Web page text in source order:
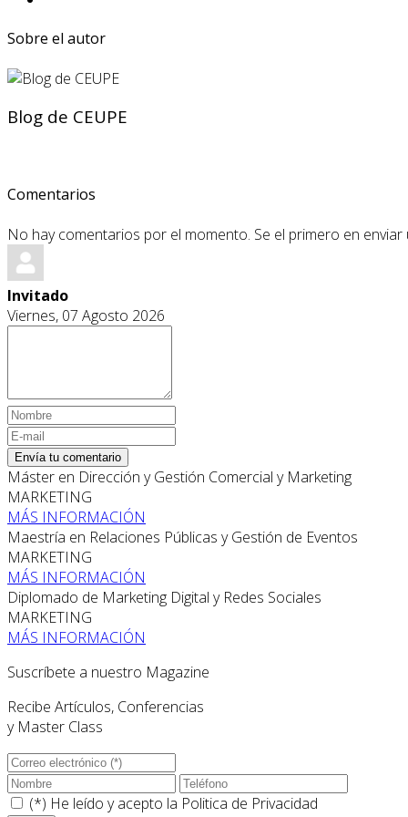
Sobre el autor
Blog de CEUPE
Comentarios
No hay comentarios por el momento. Se el primero en
Invitado
Viernes, 07 Agosto 2026
Envía tu comentario
Máster en Dirección y Gestión Comercial y Marketing
MARKETING
MÁS INFORMACIÓN
Maestría en Relaciones Públicas y Gestión de Eventos
MARKETING
MÁS INFORMACIÓN
Diplomado de Marketing Digital y Redes Sociales
MARKETING
MÁS INFORMACIÓN
Suscríbete a nuestro Magazine
Recibe Artículos, Conferencias
y Master Class
(*) He leído y acepto la Politica de Privacidad